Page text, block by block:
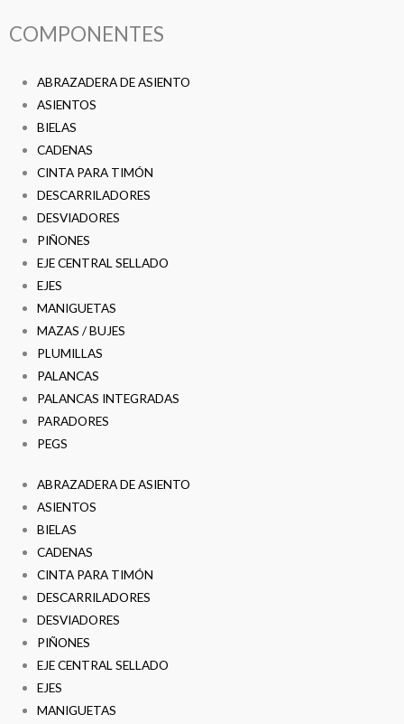
COMPONENTES
ABRAZADERA DE ASIENTO
ASIENTOS
BIELAS
CADENAS
CINTA PARA TIMÓN
DESCARRILADORES
DESVIADORES
PIÑONES
EJE CENTRAL SELLADO
EJES
MANIGUETAS
MAZAS / BUJES
PLUMILLAS
PALANCAS
PALANCAS INTEGRADAS
PARADORES
PEGS
ABRAZADERA DE ASIENTO
ASIENTOS
BIELAS
CADENAS
CINTA PARA TIMÓN
DESCARRILADORES
DESVIADORES
PIÑONES
EJE CENTRAL SELLADO
EJES
MANIGUETAS